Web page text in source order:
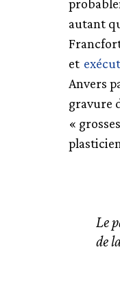
autant
et
Anvers
gravure
«
Le
de